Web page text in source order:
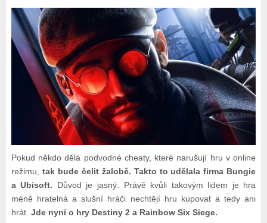
Pokud někdo dělá podvodné cheaty, které narušují hru v online
režimu, tak bude čelit žalobě. Takto to udělala firma Bungie
a Ubisoft. Důvod je jasný. Právě kvůli takovým lidem je hra
méně hratelná a slušní hráči nechtějí hru kupovat a tedy ani
hrát. Jde nyní o hry Destiny 2 a Rainbow Six Siege.